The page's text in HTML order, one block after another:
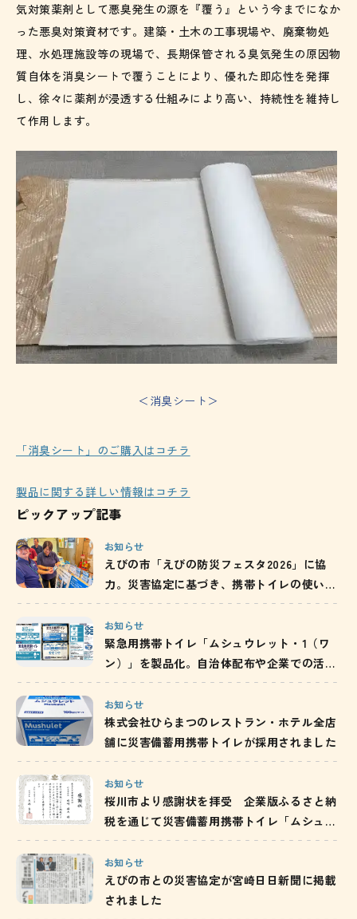
気対策薬剤として悪臭発生の源を『覆う』という今までになか
った悪臭対策資材です。建築・土木の工事現場や、廃棄物処
理、水処理施設等の現場で、長期保管される臭気発生の原因物
質自体を消臭シートで覆うことにより、優れた即応性を発揮
し、徐々に薬剤が浸透する仕組みにより高い、持続性を維持し
て作用します。
＜消臭シート＞
「消臭シート」のご購入は コチラ
製品に関する詳しい情報はコチラ
ピックアップ記事
お知らせ
えびの市「えびの防災フェスタ2026」に協
力。災害協定に基づき、携帯トイレの使い方
と備蓄の重要性を発信
お知らせ
緊急用携帯トイレ「ムシュウレット・1（ワ
ン）」を製品化。自治体配布や企業での活用
を通じ、防災備蓄の啓発を推進
お知らせ
株式会社ひらまつのレストラン・ホテル全店
舗に災害備蓄用携帯トイレが採用されました
お知らせ
桜川市より感謝状を拝受 企業版ふるさと納
税を通じて災害備蓄用携帯トイレ「ムシュウ
レット」を寄附／茨城県
お知らせ
えびの市との災害協定が宮崎日日新聞に掲載
されました